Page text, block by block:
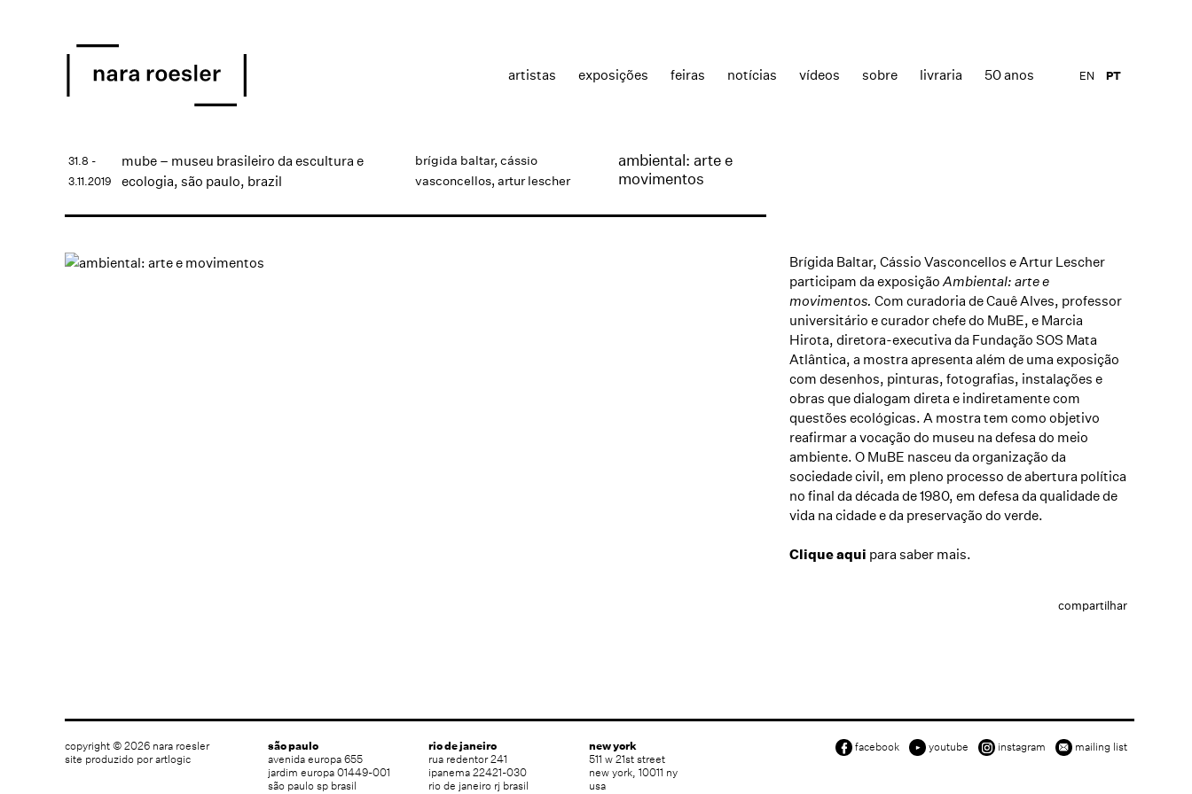
artistas exposições feiras notícias vídeos sobre livraria 50 anos PT
EN
ambiental: arte e
movimentos
brígida baltar, cássio
vasconcellos, artur lescher
mube – museu brasileiro da escultura e
ecologia, são paulo, brazil
31.8 -
3.11.2019
Brígida Baltar, Cássio Vasconcellos e Artur Lescher
participam da exposiçãoAmbiental: arte e
movimentos. Com curadoria de Cauê Alves, professor
universitário e curador chefe do MuBE, e Marcia
Hirota, diretora-executiva da Fundação SOS Mata
Atlântica, a mostra apresenta além de uma exposição
com desenhos, pinturas, fotografias, instalações e
obras que dialogam direta e indiretamente com
questões ecológicas. A mostra tem como objetivo
reafirmar a vocação do museu na defesa do meio
ambiente. O MuBE nasceu da organização da
sociedade civil, em pleno processo de abertura política
no final da década de 1980, em defesa da qualidade de
vida na cidade e da preservação do verde.
Clique aqui para saber mais.
compartilhar
facebook youtube instagram mailing list
new york
511 w 21st street
new york, 10011 ny
usa
rio de janeiro
rua redentor 241
ipanema 22421-030
rio de janeiro rj brasil
são paulo
avenida europa 655
jardim europa 01449-001
são paulo sp brasil
copyright © 2026 nara roesler
site produzido por artlogic